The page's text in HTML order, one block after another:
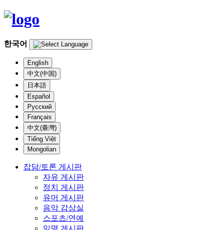
한국어
English
中文(中国)
日本語
Español
Русский
Français
中文(臺灣)
Tiếng Việt
Mongolian
잡담/토론 게시판
자유 게시판
정치 게시판
유머 게시판
음악 감상실
스포츠/연예
익명 게시판